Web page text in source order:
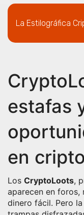
La Estilográfica
estafas
en
Los CryptoLoots,
aparecen en foros,
dinero fácil. Pero